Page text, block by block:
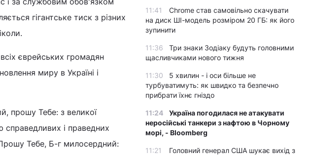
гігантське тиск з різних
єврейських громадян
миру в Україні і
прошу Тебе: з великої
справедливих і праведних
Прошу Тебе, Б-г милосердний:
11:41
Chrome став самовільно скачувати
на диск ШІ-модель розміром 20 ГБ: як його
зупинити
11:36
Три знаки Зодіаку будуть головними
щасливчиками нового тижня
11:30
5 хвилин - і оси більше не
турбуватимуть: як швидко та безпечно
прибрати їхнє гніздо
11:24
Україна погодилася не атакувати
неросійські танкери з нафтою в Чорному
морі, - Bloomberg
11:21
Головний генерал США шукає вихід з